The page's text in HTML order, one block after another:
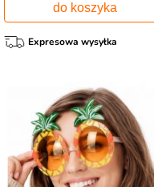
do koszyka
Expresowa wysyłka